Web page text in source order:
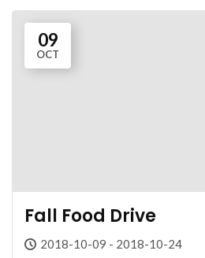
09
OCT
Fall Food Drive
2018-10-09 - 2018-10-24